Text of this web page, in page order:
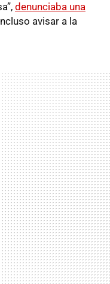
denunciaba una
avisar a la